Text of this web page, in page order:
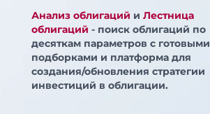
Анализ облигаций и Лестница
облигаций - поиск облигаций по
десяткам параметров с готовыми
подборками и платформа для
создания/обновления стратегии
инвестиций в облигации.